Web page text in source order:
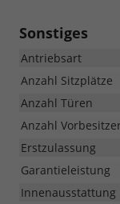
Sonstiges
Antriebsart
Anzahl Sitzplätze
Anzahl Türen
Anzahl
Erstzulassung
Garantieleistung
Innenausstattung